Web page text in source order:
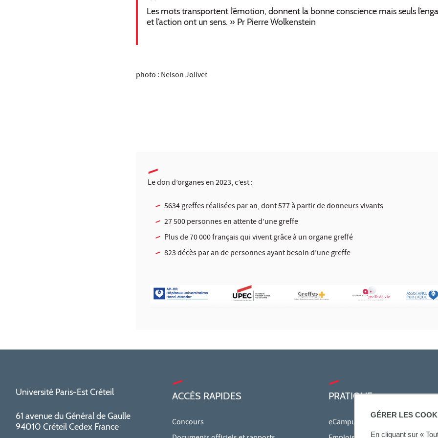
GÉRER LES
En cliquant sur «
Les mots transportent l’émotion, donnent la bonne conscience mais seuls
et l’action ont un sens. » Pr Pierre Wolkenstein
photo : Nelson Jolivet
Le don d’organes en 2023, c’est :
5634 greffes réalisées par an, dont 577 à partir de donneurs vivants
27 500 personnes en attente d’une greffe
Plus de 70 000 français qui vivent grâce à un organe greffé
823 décès par an de personnes ayant besoin d’une greffe
Université Paris-Est Créteil
61 avenue du Général de Gaulle
94010 Créteil Cedex France
ACCÈS RAPIDES
Concours
PRATIQUE
eCampus